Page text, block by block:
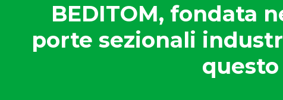
BEDITOM, fondata
porte sezionali